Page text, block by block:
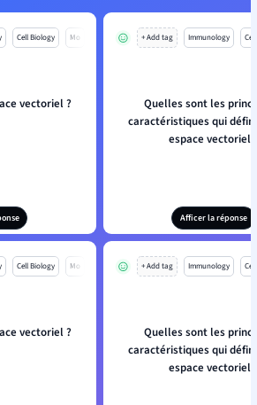
Cell Biology Mo
vectoriel ?
+ Add tag Immunology
Quelles sont les
caractéristiques qui
espace vectoriel
Afficer la réponse
Cell Biology Mo
vectoriel ?
+ Add tag Immunology
Quelles sont les
caractéristiques qui
espace vectoriel